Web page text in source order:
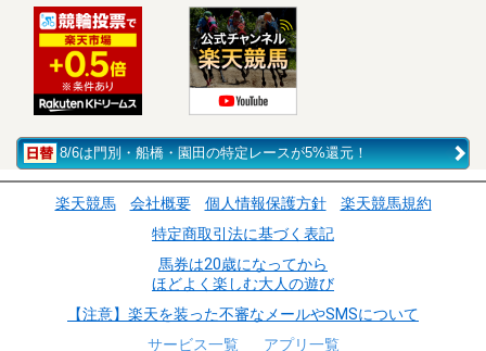
8/6は門別・船橋・園田の特定レースが5%還元！
楽天競馬 会社概要 個人情報保護方針
楽天競馬規約
特定商取引法に基づく表記
馬券は20歳になってから
ほどよく楽しむ大人の遊び
【注意】楽天を装った不審なメールやSMSについて
サービス一覧
アプリ一覧